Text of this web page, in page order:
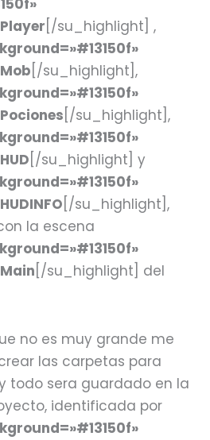
[/su_highlight] ,
[/su_highlight],
[/su_highlight],
[/su_highlight] y
[/su_highlight],
la escena
[/su_highlight] del
no es muy grande me
las carpetas para
todo sera guardado en la
identificada por